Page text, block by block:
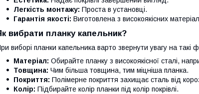
Легкість монтажу: Проста в установці.
Гарантія якості: Виготовлена з високоякісних
вибрати планку капельник?
виборі планки капельника варто звернути увагу на такі
Матеріал: Обирайте планку з високоякісної сталі,
Товщина: Чим більша товщина, тим міцніша планка.
Покриття: Полімерне покриття захищає сталь від
Колір: Підбирайте колір планки під колір покрівлі.